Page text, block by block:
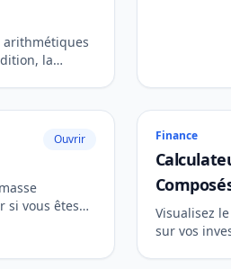
arithmétiques
la
Ouvrir
si vous êtes
Finance
Visualisez
sur vos